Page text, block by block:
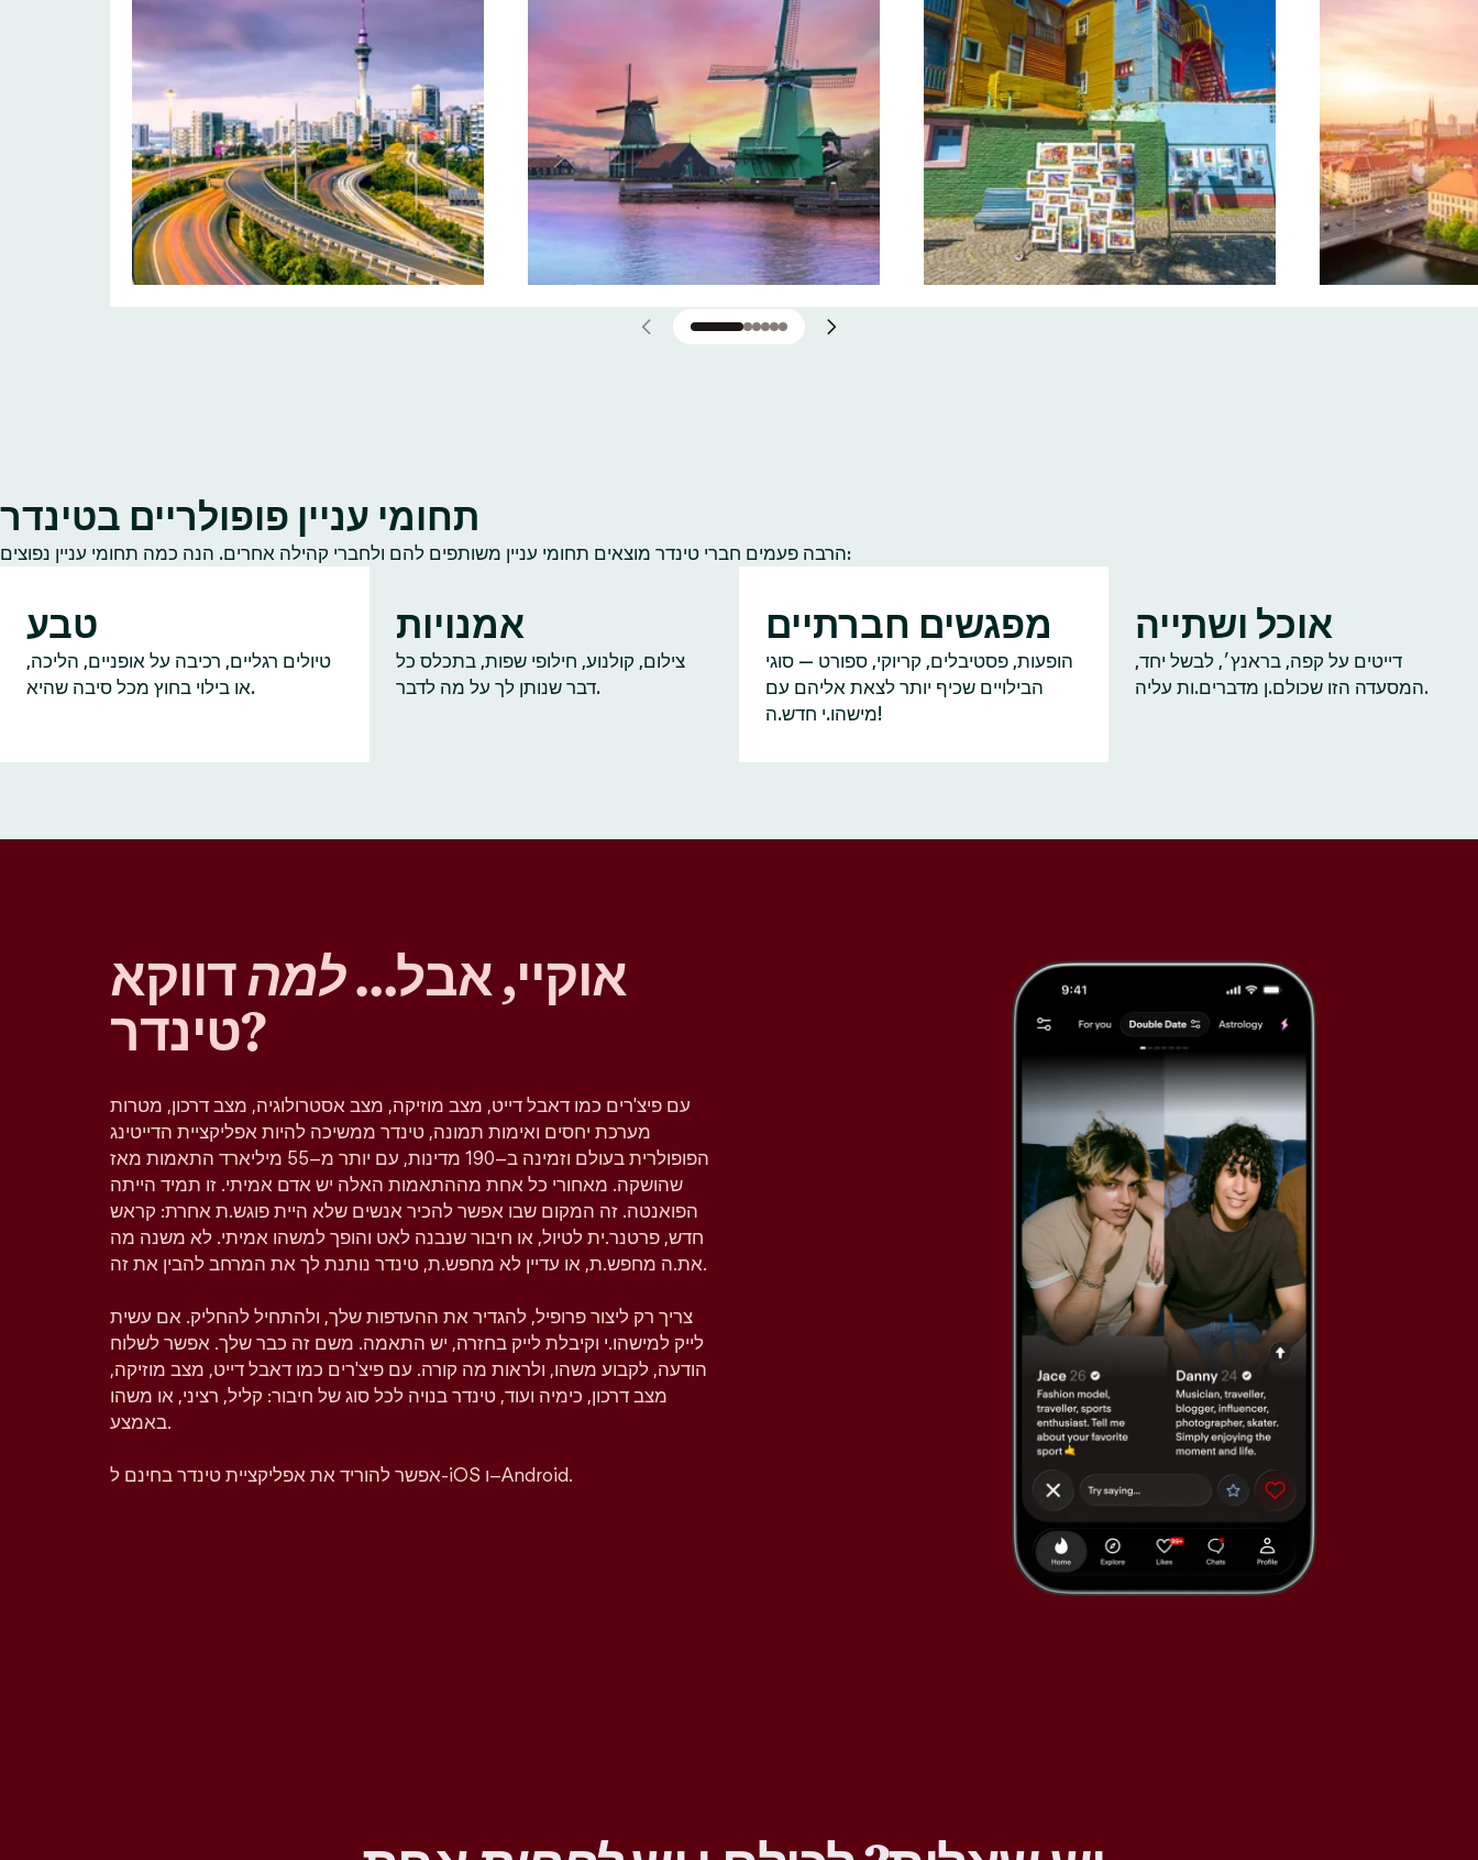
תחומי עניין פופולריים בטינדר
הרבה פעמים חברי טינדר מוצאים תחומי עניין משותפים להם ולחברי קהילה אחרים. הנה כמה תחומי עניין נפוצים:
טבע
טיולים רגליים, רכיבה על אופניים, הליכה,
או בילוי בחוץ מכל סיבה שהיא.
אמנויות
צילום, קולנוע, חילופי שפות, בתכלס כל
דבר שנותן לך על מה לדבר.
מפגשים חברתיים
הופעות, פסטיבלים, קריוקי, ספורט — סוגי
הבילויים שכיף יותר לצאת אליהם עם
מישהו.י חדש.ה!
אוכל ושתייה
דייטים על קפה, בראנץ׳, לבשל יחד,
המסעדה הזו שכולם.ן מדברים.ות עליה.
אוקיי, אבל…למהדווקא
טינדר?
עם פיצ'רים כמו דאבל דייט, מצב מוזיקה, מצב אסטרולוגיה, מצב דרכון, מטרות
מערכת יחסים ואימות תמונה, טינדר ממשיכה להיות אפליקציית הדייטינג
הפופולרית בעולם וזמינה ב–190 מדינות, עם יותר מ–55 מיליארד התאמות מאז
שהושקה. מאחורי כל אחת מההתאמות האלה יש אדם אמיתי. זו תמיד הייתה
הפואנטה. זה המקום שבו אפשר להכיר אנשים שלא היית פוגש.ת אחרת: קראש
חדש, פרטנר.ית לטיול, או חיבור שנבנה לאט והופך למשהו אמיתי. לא משנה מה
את.ה מחפש.ת, או עדיין לא מחפש.ת, טינדר נותנת לך את המרחב להבין את זה.
צריך רק ליצור פרופיל, להגדיר את ההעדפות שלך, ולהתחיל להחליק. אם עשית
לייק למישהו.י וקיבלת לייק בחזרה, יש התאמה. משם זה כבר שלך. אפשר לשלוח
הודעה, לקבוע משהו, ולראות מה קורה. עם פיצ'רים כמו דאבל דייט, מצב מוזיקה,
מצב דרכון, כימיה ועוד, טינדר בנויה לכל סוג של חיבור: קליל, רציני, או משהו
באמצע.
אפשר להוריד את אפליקציית טינדר בחינם ל-iOS ו–Android.